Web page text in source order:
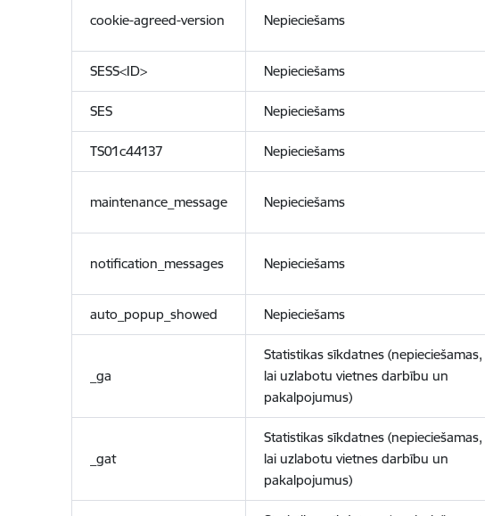
cookie-agreed-version Nepieciešams
SESS<ID> Nepieciešams
SES Nepieciešams
TS01c44137 Nepieciešams
maintenance_message Nepieciešams
notification_messages Nepieciešams
auto_popup_showed Nepieciešams
_ga
Statistikas sīkdatnes (nepieciešamas,
lai uzlabotu vietnes darbību un
pakalpojumus)
_gat
Statistikas sīkdatnes (nepieciešamas,
lai uzlabotu vietnes darbību un
pakalpojumus)